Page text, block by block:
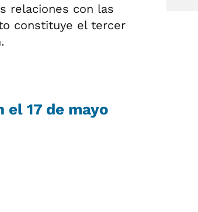
relaciones con las
constituye el tercer
17 de mayo